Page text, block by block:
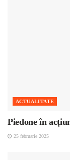
ACTUALITATE
Piedone în
25 februarie 2025